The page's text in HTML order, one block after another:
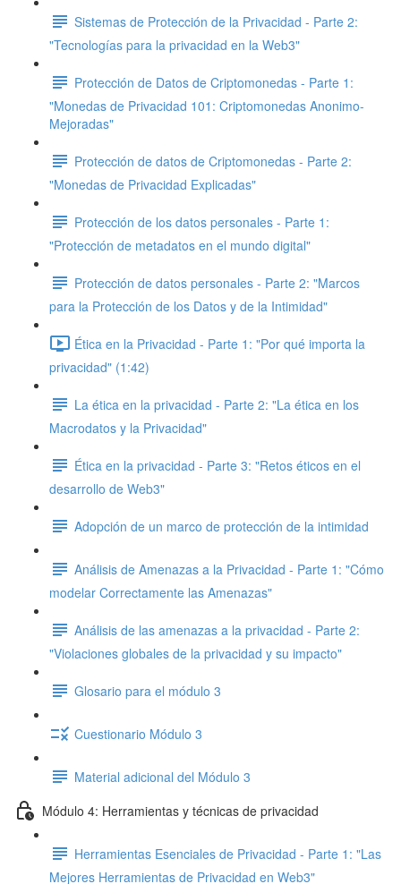
Sistemas de Protección de la Privacidad - Parte 2:
"Tecnologías para la privacidad en la Web3"
Protección de Datos de Criptomonedas - Parte 1:
"Monedas de Privacidad 101: Criptomonedas Anonimo-
Mejoradas"
Protección de datos de Criptomonedas - Parte 2:
"Monedas de Privacidad Explicadas"
Protección de los datos personales - Parte 1:
"Protección de metadatos en el mundo digital"
Protección de datos personales - Parte 2: "Marcos
para la Protección de los Datos y de la Intimidad"
Ética en la Privacidad - Parte 1: "Por qué importa la
privacidad" (1:42)
La ética en la privacidad - Parte 2: "La ética en los
Macrodatos y la Privacidad"
Ética en la privacidad - Parte 3: "Retos éticos en el
desarrollo de Web3"
Adopción de un marco de protección de la intimidad
Análisis de Amenazas a la Privacidad - Parte 1: "Cómo
modelar Correctamente las Amenazas"
Análisis de las amenazas a la privacidad - Parte 2:
"Violaciones globales de la privacidad y su impacto"
Glosario para el módulo 3
Cuestionario Módulo 3
Material adicional del Módulo 3
Módulo 4: Herramientas y técnicas de privacidad
Herramientas Esenciales de Privacidad - Parte 1: "Las
Mejores Herramientas de Privacidad en Web3"